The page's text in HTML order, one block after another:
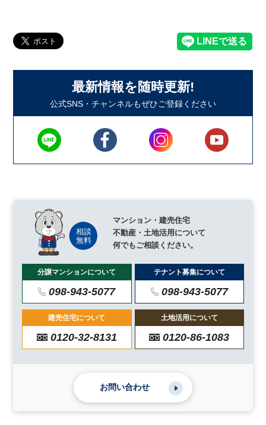
最新情報を随時更新!
公式SNS・チャンネルもぜひご登録ください
マンション・建売住宅
不動産・土地活用について
何でもご相談ください。
分譲マンションについて
098-943-5077
テナント募集について
098-943-5077
建売住宅について
0120-32-8131
土地活用について
0120-86-1083
お問い合わせ